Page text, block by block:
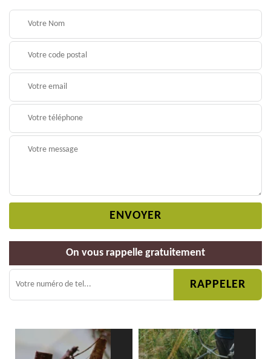
On vous rappelle gratuitement